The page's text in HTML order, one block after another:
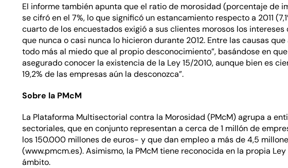
El informe también apunta que el ratio de morosidad (porcentaje de
se cifró en el 7%, lo que significó un estancamiento respecto a 2011
cuarto de los encuestados exigió a sus clientes morosos los
que nunca o casi nunca lo hicieron durante 2012. Entre las causas
todo más al miedo que al propio desconocimiento”, basándose en
asegurado conocer la existencia de la Ley 15/2010, aunque bien es
19,2% de las empresas aún la desconozca”.
Sobre la PMcM
La Plataforma Multisectorial contra la Morosidad (PMcM) agrupa a
sectoriales, que en conjunto representan a cerca de 1 millón de
los 150.000 millones de euros- y que dan empleo a más de 4,5
(www.pmcm.es). Asimismo, la PMcM tiene reconocida en la propia
ámbito.